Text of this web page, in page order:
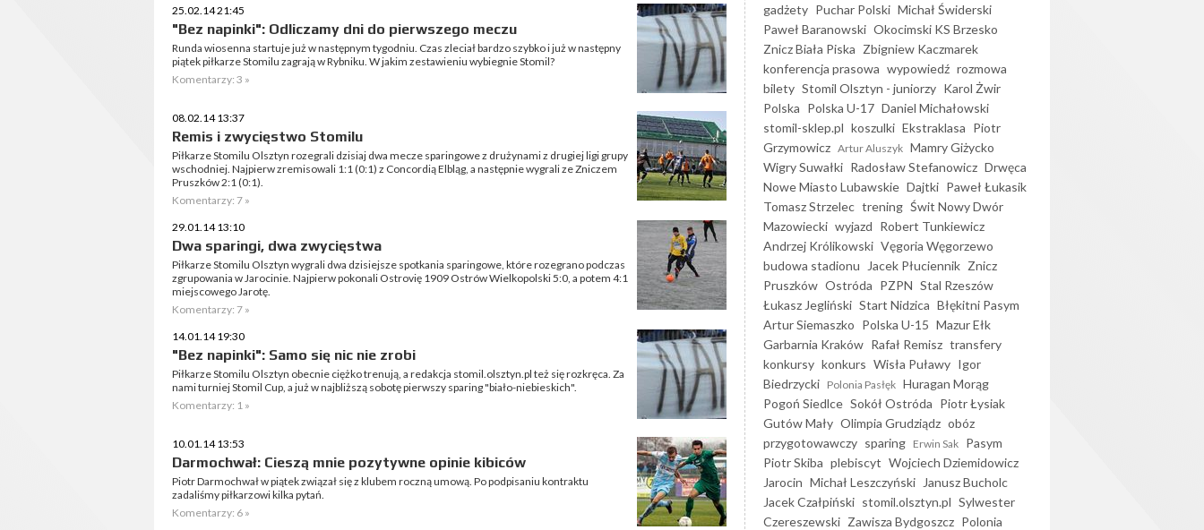
25.02.14 21:45
"Bez napinki": Odliczamy dni do pierwszego meczu
Runda wiosenna startuje już w następnym tygodniu. Czas zleciał bardzo szybko i już w następny
piątek piłkarze Stomilu zagrają w Rybniku. W jakim zestawieniu wybiegnie Stomil?
Komentarzy: 3 »
08.02.14 13:37
Remis i zwycięstwo Stomilu
Piłkarze Stomilu Olsztyn rozegrali dzisiaj dwa mecze sparingowe z drużynami z drugiej ligi grupy
wschodniej. Najpierw zremisowali 1:1 (0:1) z Concordią Elbląg, a następnie wygrali ze Zniczem
Pruszków 2:1 (0:1).
Komentarzy: 7 »
29.01.14 13:10
Dwa sparingi, dwa zwycięstwa
Piłkarze Stomilu Olsztyn wygrali dwa dzisiejsze spotkania sparingowe, które rozegrano podczas
zgrupowania w Jarocinie. Najpierw pokonali Ostrovię 1909 Ostrów Wielkopolski 5:0, a potem 4:1
miejscowego Jarotę.
Komentarzy: 7 »
14.01.14 19:30
"Bez napinki": Samo się nic nie zrobi
Piłkarze Stomilu Olsztyn obecnie ciężko trenują, a redakcja stomil.olsztyn.pl też się rozkręca. Za
nami turniej Stomil Cup, a już w najbliższą sobotę pierwszy sparing "biało-niebieskich".
Komentarzy: 1 »
10.01.14 13:53
Darmochwał: Cieszą mnie pozytywne opinie kibiców
Piotr Darmochwał w piątek związał się z klubem roczną umową. Po podpisaniu kontraktu
zadaliśmy piłkarzowi kilka pytań.
Komentarzy: 6 »
gadżety Puchar Polski Michał Świderski
Paweł Baranowski Okocimski KS Brzesko
Znicz Biała Piska Zbigniew Kaczmarek
konferencja prasowa wypowiedź rozmowa
bilety Stomil Olsztyn - juniorzy Karol Żwir
Polska Polska U-17 Daniel Michałowski
stomil-sklep.pl koszulki Ekstraklasa Piotr
Grzymowicz Artur Aluszyk Mamry Giżycko
Wigry Suwałki Radosław Stefanowicz Drwęca
Nowe Miasto Lubawskie Dajtki Paweł Łukasik
Tomasz Strzelec trening Świt Nowy Dwór
Mazowiecki wyjazd Robert Tunkiewicz
Andrzej Królikowski Vęgoria Węgorzewo
budowa stadionu
Jacek Płuciennik Znicz
Pruszków Ostróda PZPN Stal Rzeszów
Łukasz Jegliński Start Nidzica Błękitni Pasym
Artur Siemaszko Polska U-15 Mazur Ełk
Garbarnia Kraków Rafał Remisz transfery
konkursy konkurs Wisła Puławy Igor
Biedrzycki Polonia Pasłęk Huragan Morąg
Pogoń Siedlce Sokół Ostróda Piotr Łysiak
Gutów Mały Olimpia Grudziądz obóz
przygotowawczy sparing Erwin Sak Pasym
Piotr Skiba plebiscyt Wojciech Dziemidowicz
Jarocin Michał Leszczyński
Janusz Bucholc
Jacek Czałpiński stomil.olsztyn.pl Sylwester
Czereszewski Zawisza Bydgoszcz Polonia